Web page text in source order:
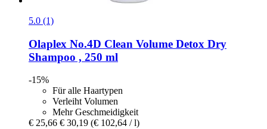
5.0 (1)
Olaplex No.4D Clean Volume Detox Dry
Shampoo , 250 ml
-15%
Für alle Haartypen
Verleiht Volumen
Mehr Geschmeidigkeit
€ 25,66 € 30,19 (€ 102,64 / l)